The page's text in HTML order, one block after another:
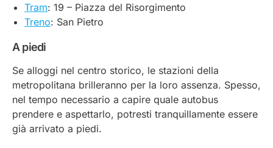
Tram: 19 – Piazza del Risorgimento
Treno: San Pietro
A piedi
Se alloggi nel centro storico, le stazioni della
metropolitana brilleranno per la loro assenza. Spesso,
nel tempo necessario a capire quale autobus
prendere e aspettarlo, potresti tranquillamente essere
già arrivato a piedi.